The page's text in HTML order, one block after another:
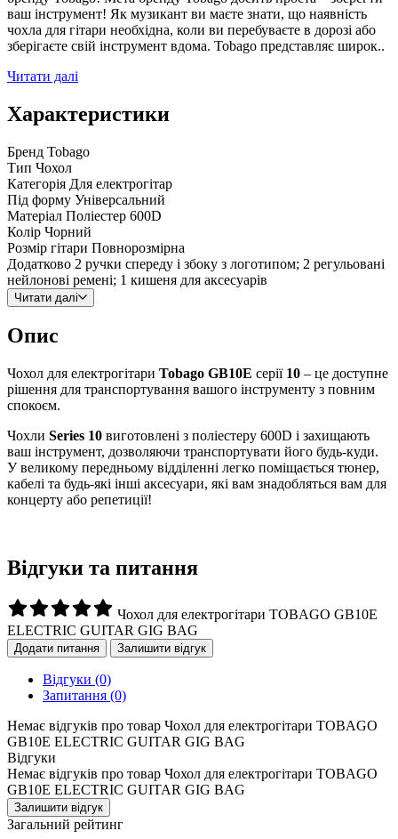
ваш інструмент! Як музикант ви маєте знати, що наявність
чохла для гітари необхідна, коли ви перебуваєте в дорозі або
зберігаєте свій інструмент вдома. Tobago представляє широк..
Читати далі
Характеристики
Бренд Tobago
Тип Чохол
Категорія Для електрогітар
Під форму Універсальний
Матеріал Поліестер 600D
Колір Чорний
Розмір гітари Повнорозмірна
Додатково 2 ручки спереду і збоку з логотипом; 2 регульовані
нейлонові ремені; 1 кишеня для аксесуарів
Читати далі
Опис
Чохол для електрогітари Tobago GB10E серії 10 – це доступне
рішення для транспортування вашого інструменту з повним
спокоєм.
Чохли Series 10 виготовлені з поліестеру 600D і захищають
ваш інструмент, дозволяючи транспортувати його будь-куди.
У великому передньому відділенні легко поміщається тюнер,
кабелі та будь-які інші аксесуари, які вам знадобляться вам для
концерту або репетиції!
Відгуки та питання
Чохол для електрогітари TOBAGO GB10E
ELECTRIC GUITAR GIG BAG
Додати питання Залишити відгук
Відгуки (0)
Запитання (0)
Немає відгуків про товар Чохол для електрогітари TOBAGO
GB10E ELECTRIC GUITAR GIG BAG
Відгуки
Немає відгуків про товар Чохол для електрогітари TOBAGO
GB10E ELECTRIC GUITAR GIG BAG
Залишити відгук
Загальний рейтинг